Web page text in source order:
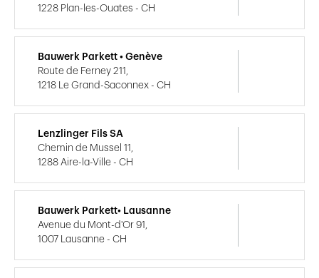
1228 Plan-les-Ouates - CH
Bauwerk Parkett • Genève
Route de Ferney 211,
1218 Le Grand-Saconnex - CH
Lenzlinger Fils SA
Chemin de Mussel 11,
1288 Aire-la-Ville - CH
Bauwerk Parkett• Lausanne
Avenue du Mont-d'Or 91,
1007 Lausanne - CH